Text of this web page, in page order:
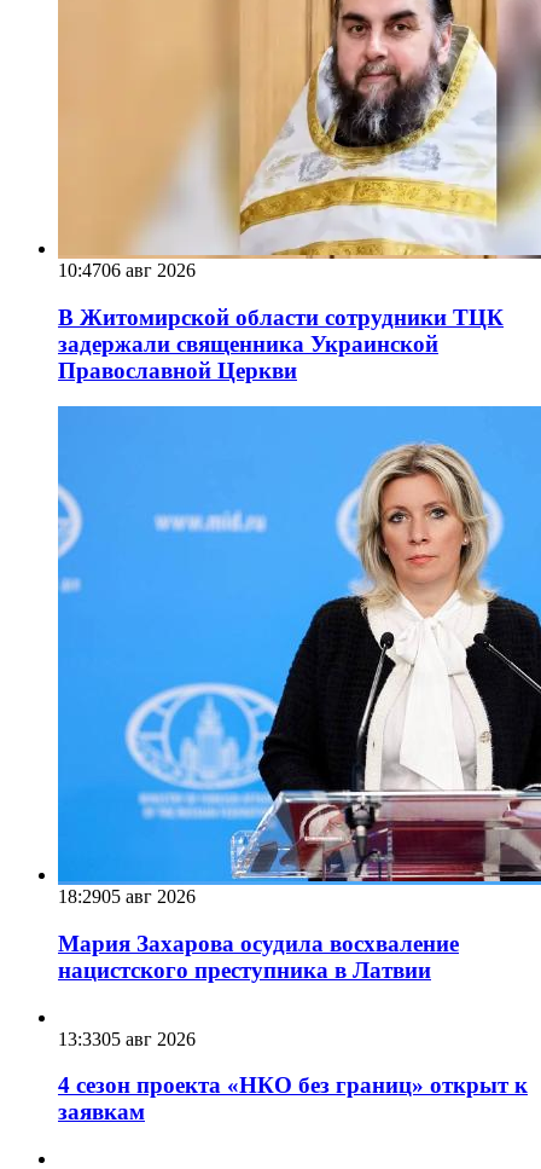
10:4706 авг 2026
В Житомирской области сотрудники ТЦК
задержали священника Украинской
Православной Церкви
18:2905 авг 2026
Мария Захарова осудила восхваление
нацистского преступника в Латвии
13:3305 авг 2026
4 сезон проекта «НКО без границ» открыт к
заявкам